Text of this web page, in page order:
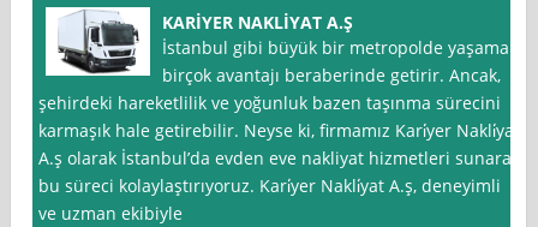
KARİYER NAKLİYAT A.Ş
İstanbul gibi büyük bir metropolde yaşamak,
birçok avantajı beraberinde getirir. Ancak,
şehirdeki hareketlilik ve yoğunluk bazen taşınma sürecini
karmaşık hale getirebilir. Neyse ki, firmamız Kari̇yer Nakli̇yat
A.ş olarak İstanbul’da evden eve nakliyat hizmetleri sunarak
bu süreci kolaylaştırıyoruz. Kari̇yer Nakli̇yat A.ş, deneyimli
ve uzman ekibiyle